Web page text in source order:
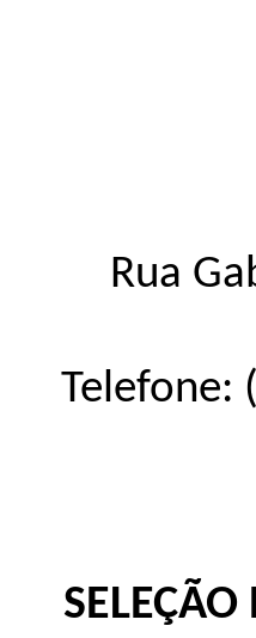
Rua
Telefone: